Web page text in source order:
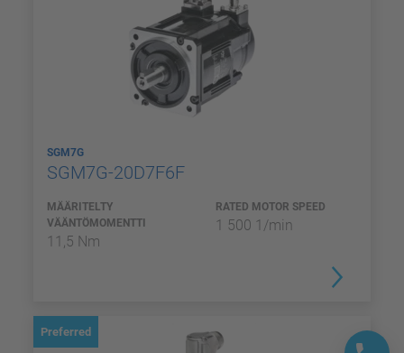
SGM7G
SGM7G-20D7F6F
MÄÄRITELTY
VÄÄNTÖMOMENTTI
11,5 Nm
RATED MOTOR SPEED
1 500 1/min
Preferred